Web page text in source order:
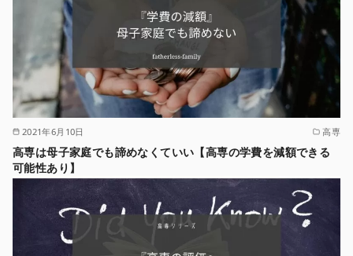
2021年6月10日 高専
高専は母子家庭でも諦めなくていい【高専の学費を減額できる
可能性あり】